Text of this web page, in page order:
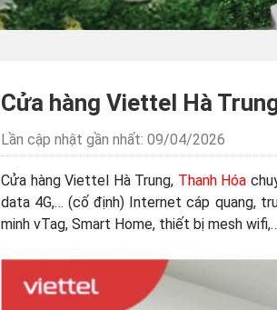
Cửa hàng Viettel Hà
Lần cập nhật gần nhất: 09/04/2026
Cửa hàng Viettel Hà Trung, Thanh Hóa
data 4G,… (cố định) Internet cáp quang,
minh vTag, Smart Home, thiết bị mesh